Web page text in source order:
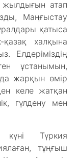
атап
Маңғыстау
қатыса
халқына
Елдеріміздің
ұстанымын,
жарқын өмір
келе жатқан
гүлдену мен
Түркия
тұңғыш